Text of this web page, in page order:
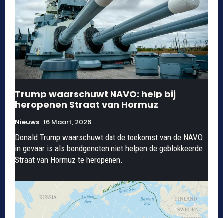
Trump waarschuwt NAVO: help bij
heropenen Straat van Hormuz
Nieuws 16 Maart, 2026
Donald Trump waarschuwt dat de toekomst van de NAVO
in gevaar is als bondgenoten niet helpen de geblokkeerde
Straat van Hormuz te heropenen.